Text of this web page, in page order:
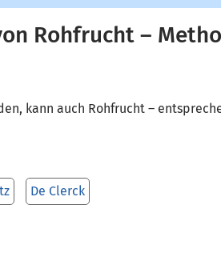
Rohfrucht –
kann auch Rohfrucht –
De Clerck